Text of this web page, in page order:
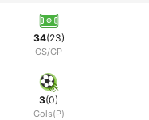
34(23)
GS/GP
3(0)
Gols(P)